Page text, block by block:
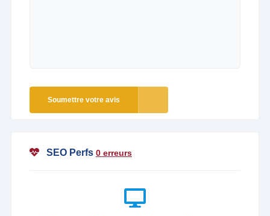
Soumettre votre avis
SEO Perfs 0 erreurs